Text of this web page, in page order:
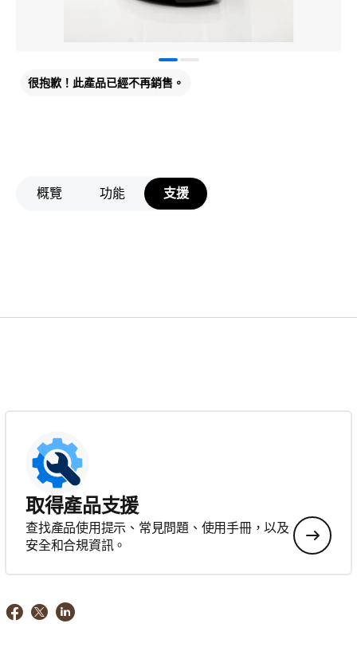
很抱歉！此產品已經不再銷售。
概覽 功能 支援
取得產品支援
查找產品使用提示、常見問題、使用手冊，以及
安全和合規資訊。